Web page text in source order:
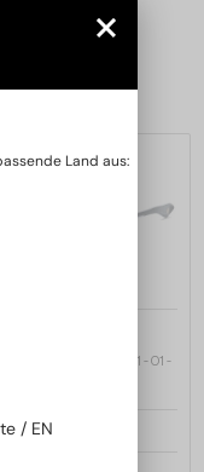
WERKTAGE
TITANIUM DTS121 - 01 -
Land aus:
/ EN